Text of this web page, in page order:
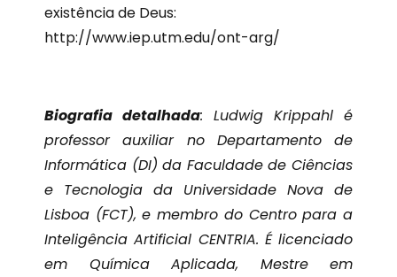
existência de Deus:
http://www.iep.utm.edu/ont-arg/
Biografia detalhada: Ludwig Krippahl é
professor auxiliar no Departamento de
Informática (DI) da Faculdade de Ciências
e Tecnologia da Universidade Nova de
Lisboa (FCT), e membro do Centro para a
Inteligência Artificial CENTRIA. É licenciado
em Química Aplicada, Mestre em